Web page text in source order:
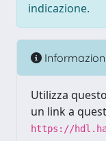
indicazione.
Utilizza
un link a
https://